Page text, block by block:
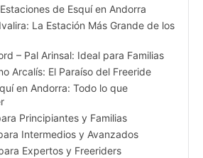
de Esquí en Andorra
La Estación Más Grande de los
– Pal Arinsal: Ideal para Familias
Arcalís: El Paraíso del Freeride
en Andorra: Todo lo que
Principiantes y Familias
Intermedios y Avanzados
Expertos y Freeriders